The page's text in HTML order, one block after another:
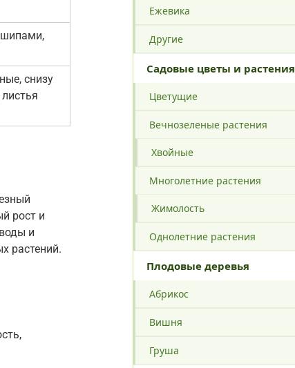
шипами,
снизу
рост и
и
растений.
Ежевика
Другие
Садовые цветы и растения
Цветущие
Вечнозеленые растения
Хвойные
Многолетние растения
Жимолость
Однолетние растения
Плодовые деревья
Абрикос
Вишня
Груша